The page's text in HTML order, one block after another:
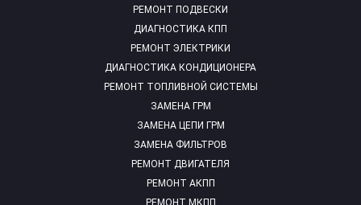
РЕМОНТ ПОДВЕСКИ
ДИАГНОСТИКА КПП
РЕМОНТ ЭЛЕКТРИКИ
ДИАГНОСТИКА КОНДИЦИОНЕРА
РЕМОНТ ТОПЛИВНОЙ СИСТЕМЫ
ЗАМЕНА ГРМ
ЗАМЕНА ЦЕПИ ГРМ
ЗАМЕНА ФИЛЬТРОВ
РЕМОНТ ДВИГАТЕЛЯ
РЕМОНТ АКПП